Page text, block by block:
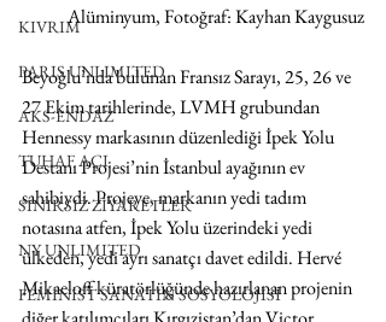
KIVRIM
PARIS UNLIMITED
AKS-ENDAZ
TUHAF AÇI
SINIRSIZ ZİYARETLER
NY UNLIMITED
FEMİNİST SANATIN SOSYOLOJİSİ
Alüminyum, Fotoğraf: Kayhan Kaygusuz
Beyoğlu’nda bulunan Fransız Sarayı, 25, 26 ve
27 Ekim tarihlerinde, LVMH grubundan
Hennessy markasının düzenlediği İpek Yolu
Destanı Projesi’nin İstanbul ayağının ev
sahibiydi. Projeye, markanın yedi tadım
notasına atfen, İpek Yolu üzerindeki yedi
ülkeden, yedi ayrı sanatçı davet edildi. Hervé
Mikaeloff küratörlüğünde hazırlanan projenin